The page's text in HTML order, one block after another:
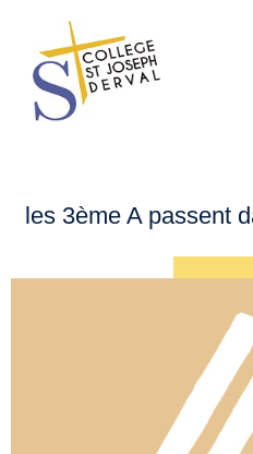
les 3ème A passent